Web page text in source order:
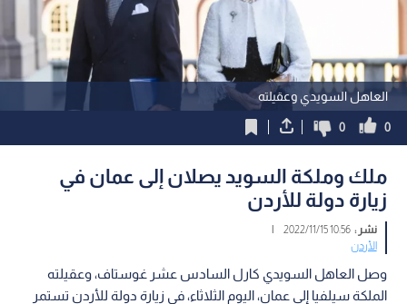
العاهل السويدي وعقيلته
0
0
ملك وملكة السويد يصلان إلى عمان في
زيارة دولة للأردن
نشر :10:56 2022/11/15
|
الأردن
وصل العاهل السويدي كارل السادس عشر غوستاف، وعقيلته
الملكة سيلفيا إلى عمان، اليوم الثلاثاء، في زيارة دولة للأردن تستمر